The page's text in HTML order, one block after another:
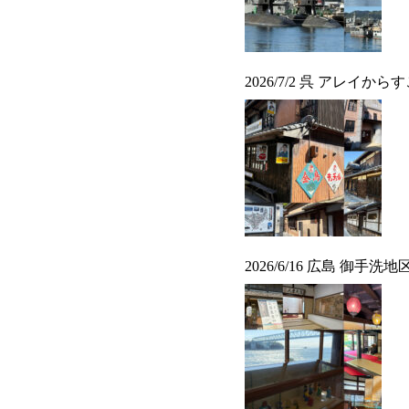
2026/7/2 呉 アレイからす
2026/6/16 広島 御手洗地